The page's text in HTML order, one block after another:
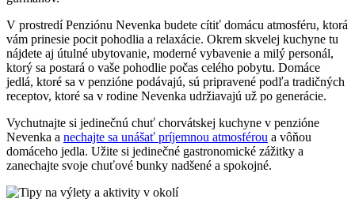
V prostredí Penziónu Nevenka budete cítiť domácu atmosféru, ktorá
vám prinesie pocit pohodlia a relaxácie. Okrem skvelej kuchyne tu
nájdete aj útulné ubytovanie, moderné vybavenie a milý personál,
ktorý sa postará o vaše pohodlie počas celého pobytu. Domáce
jedlá, ktoré sa v penzióne podávajú, sú pripravené podľa tradičných
receptov, ktoré sa v rodine Nevenka udržiavajú už po generácie.
Vychutnajte si jedinečnú chuť chorvátskej kuchyne v penzióne
Nevenka a nechajte sa unášať príjemnou atmosférou a vôňou
domáceho jedla. Užite si jedinečné gastronomické zážitky a
zanechajte svoje chuťové bunky nadšené a spokojné.